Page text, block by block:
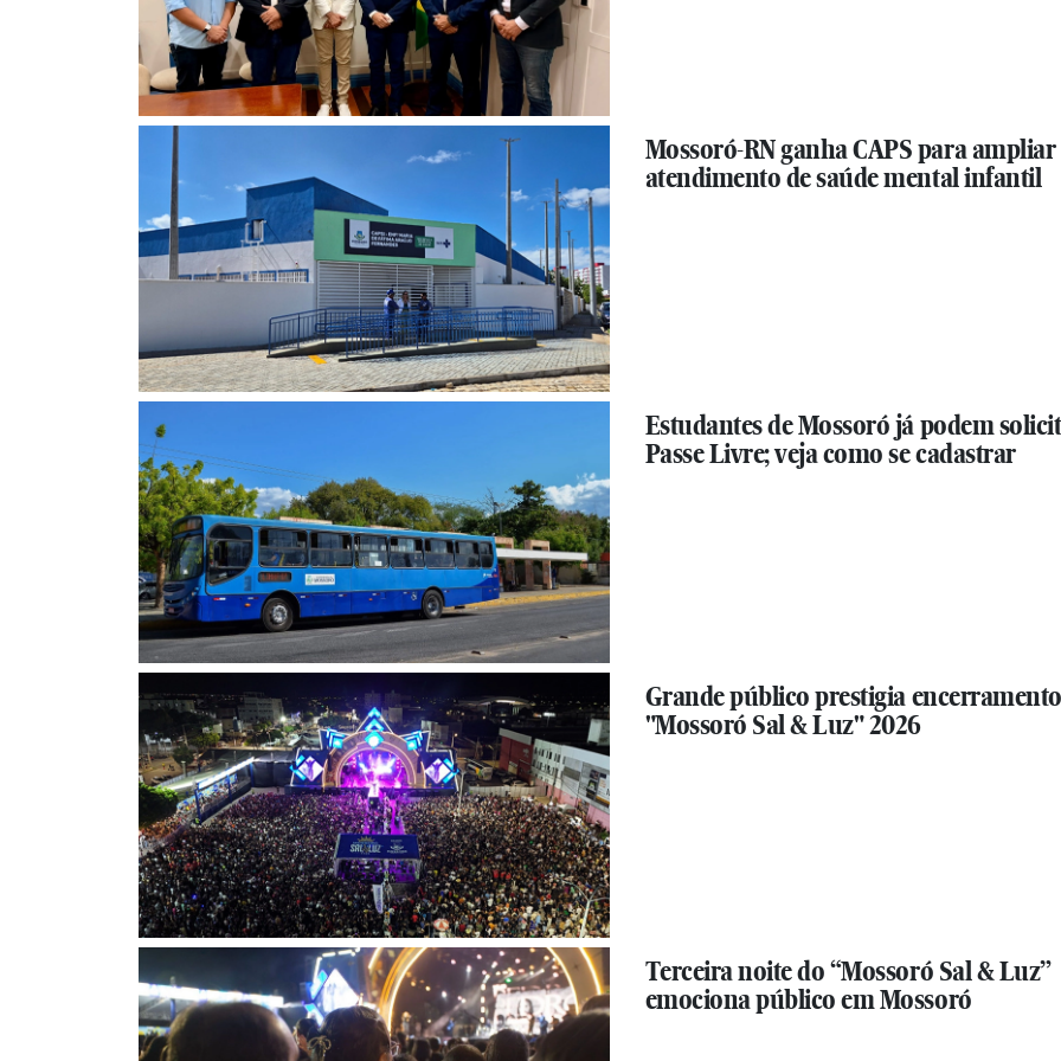
Mossoró-RN ganha CAPS para ampliar
atendimento de saúde mental infantil
Estudantes de Mossoró já podem
Passe Livre; veja como se cadastrar
Grande público prestigia
"Mossoró Sal & Luz" 2026
Terceira noite do “Mossoró Sal & Luz”
emociona público em Mossoró